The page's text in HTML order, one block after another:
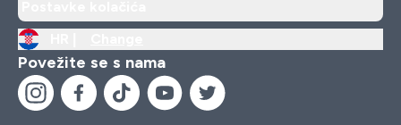
Povežite se s nama